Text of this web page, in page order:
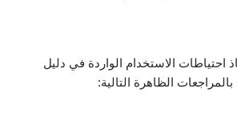
احتياطات الاستخدام الواردة في دليل
الظاهرة التالية: